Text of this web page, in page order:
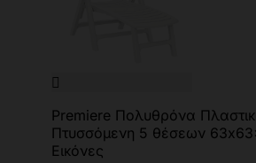

Premiere Πολυθρόνα
Πτυσσόμενη 5 θέσεων
Εικόνες